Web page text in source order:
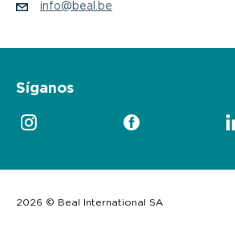
info@beal.be
Síganos
2026 © Beal International SA